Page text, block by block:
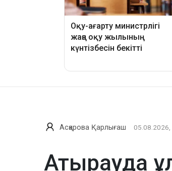
Асқарова Қарлығаш
Атырауда